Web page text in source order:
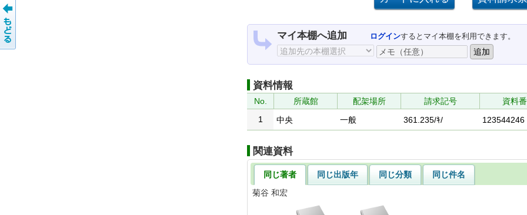
マイ本棚へ追加 ログインするとマイ本棚を利用できます。
資料情報
No. 所蔵館 配架場所 請求記号 資料
1
中央 一般 361.235/ｷ/ 123544246
関連資料
同じ著者 同じ出版年 同じ分類
同じ件名
菊谷 和宏